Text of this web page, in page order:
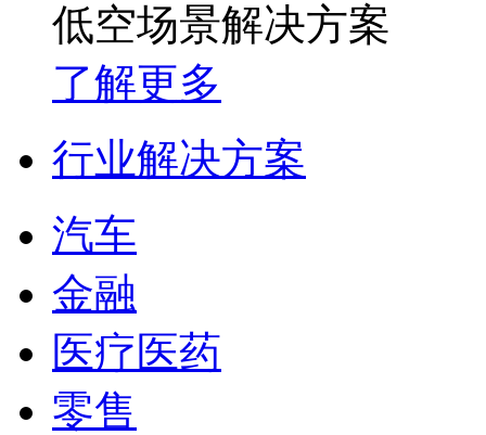
低空场景解决方案
了解更多
行业解决方案
汽车
金融
医疗医药
零售